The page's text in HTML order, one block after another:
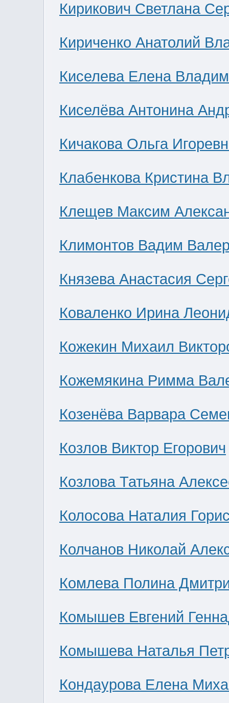
Кирикович Светлана
Кириченко Анатолий
Киселева Елена
Киселёва Антонина
Кичакова Ольга
Клабенкова Кристина
Клещев Максим
Климонтов Вадим
Князева Анастасия
Коваленко Ирина
Кожекин Михаил
Кожемякина Римма
Козенёва Варвара
Козлов Виктор Егорович
Козлова Татьяна
Колосова Наталия
Колчанов Николай
Комлева Полина
Комышев Евгений
Комышева Наталья
Кондаурова Елена